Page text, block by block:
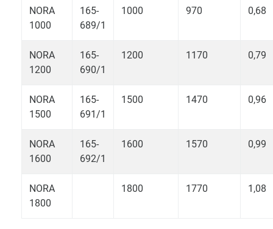
NORA
1000
165-
689/1
1000 970 0,68
NORA
1200
165-
690/1
1200 1170 0,79
NORA
1500
165-
691/1
1500 1470 0,96
NORA
1600
165-
692/1
1600 1570 0,99
NORA
1800
1800 1770 1,08